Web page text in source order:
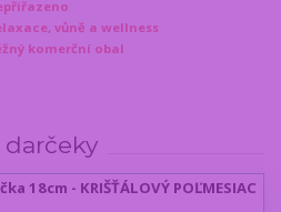
vůně a wellness
komerční obal
18cm - KRIŠŤÁLOVÝ POĽMESIAC